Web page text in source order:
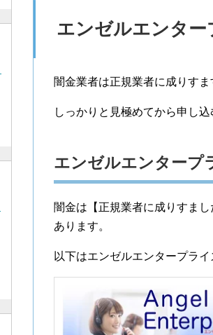
エンゼルエンター
闇金業者は正規業者に成りすま
しっかりと見極めてから申し込
エンゼルエンタープ
闇金は【正規業者に成りすま
あります。
以下はエンゼルエンタープライ